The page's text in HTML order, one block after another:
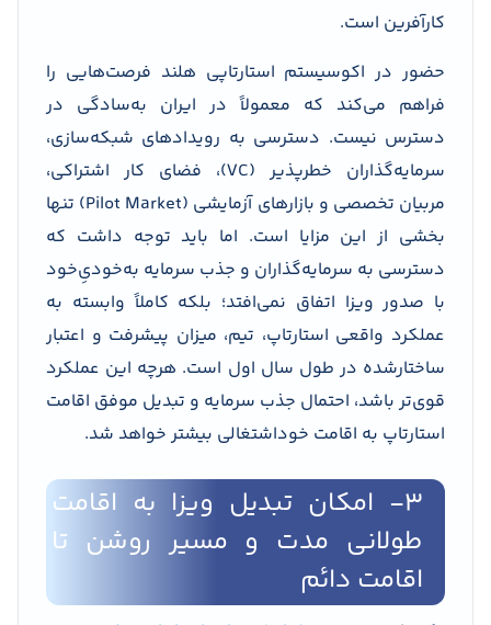
کارآفرین است.
حضور در اکوسیستم استارتاپی هلند فرصت‌هایی را
فراهم می‌کند که معمولاً در ایران به‌سادگی در
دسترس نیست. دسترسی به رویدادهای شبکه‌سازی،
سرمایه‌گذاران خطرپذیر (VC)، فضای کار اشتراکی،
مربیان تخصصی و بازارهای آزمایشی (Pilot Market) تنها
بخشی از این مزایا است. اما باید توجه داشت که
دسترسی به سرمایه‌گذاران و جذب سرمایه به‌خودیِ‌خود
با صدور ویزا اتفاق نمی‌افتد؛ بلکه کاملاً وابسته به
عملکرد واقعی استارتاپ، تیم، میزان پیشرفت و اعتبار
ساختارشده در طول سال اول است. هرچه این عملکرد
قوی‌تر باشد، احتمال جذب سرمایه و تبدیل موفق اقامت
استارتاپ به اقامت خوداشتغالی بیشتر خواهد شد.
۳- امکان تبدیل ویزا به اقامت
طولانی مدت و مسیر روشن تا
اقامت دائم